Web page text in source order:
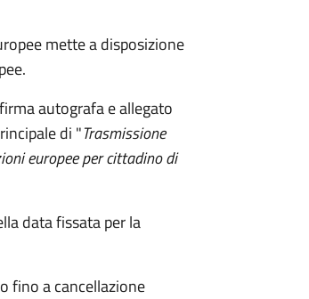
mette a disposizione
autografa e allegato
di "Trasmissione
europee per cittadino di
data fissata per la
fino a cancellazione